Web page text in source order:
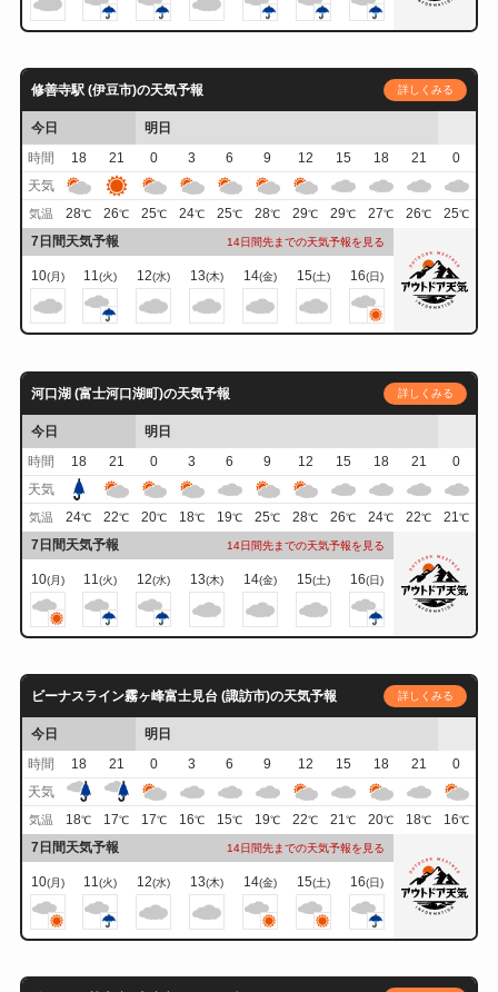
修善寺駅 (伊豆市)の天気予報 詳しくみる
今日
明日
時間
18 21 0 3 6 9 12 15 18 21
0
天気
気温 28℃ 26℃ 25℃ 24℃ 25℃ 28℃ 29℃ 29℃ 27℃ 26℃ 25℃
7日間天気予報 14日間先までの天気予報を見る
10(月) 11(火) 12(水) 13(木) 14(金) 15(土) 16(日)
河口湖 (富士河口湖町)の天気予報 詳しくみる
今日
明日
時間
18 21 0 3 6 9 12 15 18 21
0
天気
気温 24℃ 22℃ 20℃ 18℃ 19℃ 25℃ 28℃ 26℃ 24℃ 22℃ 21℃
7日間天気予報 14日間先までの天気予報を見る
10(月) 11(火) 12(水) 13(木) 14(金) 15(土) 16(日)
ビーナスライン霧ヶ峰富士見台 (諏訪市)の天気予報 詳しくみる
今日
明日
時間
18 21 0 3 6 9 12 15 18 21
0
天気
気温 18℃ 17℃ 17℃ 16℃ 15℃ 19℃ 22℃ 21℃ 20℃ 18℃ 16℃
7日間天気予報 14日間先までの天気予報を見る
10(月) 11(火) 12(水) 13(木) 14(金) 15(土) 16(日)